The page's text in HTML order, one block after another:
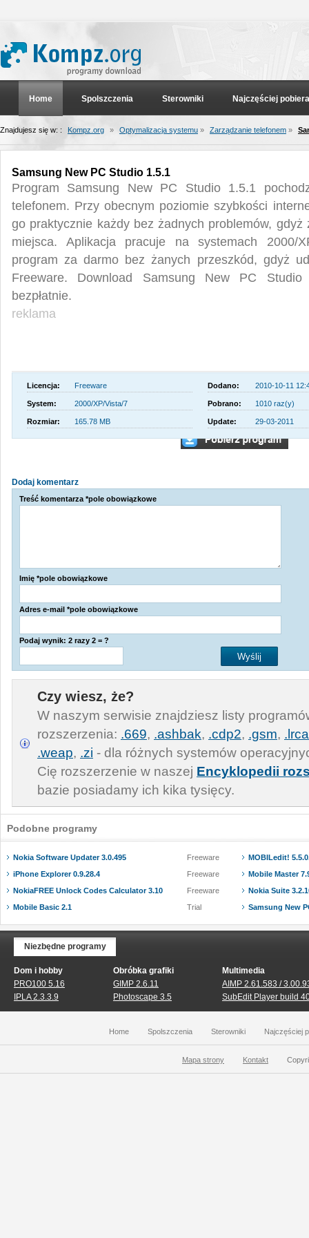
Home Spolszczenia Sterowniki Najczęściej
Znajdujesz się w: : Kompz.org » Optymalizacja systemu » Zarządzanie telefonem »
Samsung New PC Studio 1.5.1
Program Samsung New PC Studio 1.5.1
telefonem. Przy obecnym poziomie szybkości
go praktycznie każdy bez żadnych problemów,
miejsca. Aplikacja pracuje na systemach 2000/
program za darmo bez żanych przeszkód, gdyż
Freeware. Download Samsung New PC
bezpłatnie.
reklama
Licencja: Freeware Dodano: 2010-10-11
System: 2000/XP/Vista/7 Pobrano: 1010 raz(y)
Rozmiar: 165.78 MB Update: 29-03-2011
Dodaj komentarz
Treść komentarza *pole obowiązkowe
Imię *pole obowiązkowe
Adres e-mail *pole obowiązkowe
Podaj wynik: 2 razy 2 = ?
Czy wiesz, że?
W naszym serwisie znajdziesz listy
rozszerzenia: .669, .ashbak, .cdp2, .gsm,
.weap, .zi - dla różnych systemów
Cię rozszerzenie w naszej Encyklopedii
bazie posiadamy ich kika tysięcy.
Podobne programy
Nokia Software Updater 3.0.495
Freeware
iPhone Explorer 0.9.28.4
Freeware
NokiaFREE Unlock Codes Calculator 3.10
Freeware
Mobile Basic 2.1
Trial
MOBILedit!
Mobile Master
Nokia Suite
Samsung New
Niezbędne programy
Dom i hobby
PRO100 5.16
IPLA 2.3.3.9
Obróbka grafiki
GIMP 2.6.11
Photoscape 3.5
Multimedia
AIMP 2.61.583 /
SubEdit Player build
Home Spolszczenia Sterowniki Najczęściej
Mapa strony Kontakt